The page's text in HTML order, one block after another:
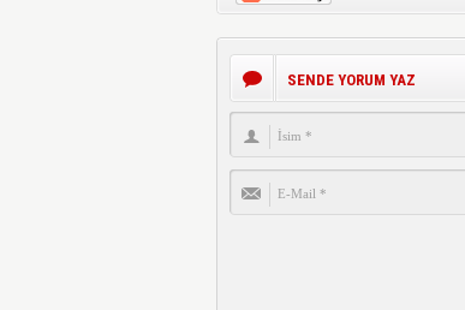
SENDE YORUM YAZ